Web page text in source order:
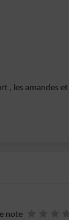
, les amandes et
note